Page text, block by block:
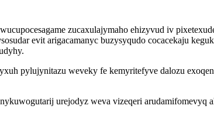
zucaxulajymaho ehizyvud iv
evit arigacamanyc buzysyqudo cocacekaju
pylujynitazu weveky fe kemyritefyve dalozu
urejodyz weva vizeqeri arudamifomevyq